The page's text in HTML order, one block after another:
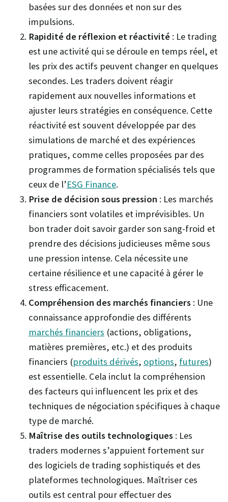
basées sur des données et non sur des
impulsions.
Rapidité de réflexion et réactivité : Le trading
est une activité qui se déroule en temps réel, et
les prix des actifs peuvent changer en quelques
secondes. Les traders doivent réagir
rapidement aux nouvelles informations et
ajuster leurs stratégies en conséquence. Cette
réactivité est souvent développée par des
simulations de marché et des expériences
pratiques, comme celles proposées par des
programmes de formation spécialisés tels que
ceux de l’ESG Finance.
Prise de décision sous pression : Les marchés
financiers sont volatiles et imprévisibles. Un
bon trader doit savoir garder son sang-froid et
prendre des décisions judicieuses même sous
une pression intense. Cela nécessite une
certaine résilience et une capacité à gérer le
stress efficacement.
Compréhension des marchés financiers : Une
connaissance approfondie des différents
marchés financiers (actions, obligations,
matières premières, etc.) et des produits
financiers (produits dérivés, options, futures)
est essentielle. Cela inclut la compréhension
des facteurs qui influencent les prix et des
techniques de négociation spécifiques à chaque
type de marché.
Maîtrise des outils technologiques : Les
traders modernes s’appuient fortement sur
des logiciels de trading sophistiqués et des
plateformes technologiques. Maîtriser ces
outils est central pour effectuer des